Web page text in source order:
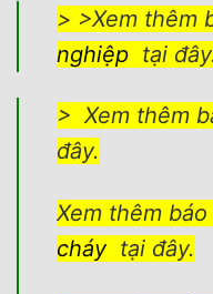
> >Xem thêm
nghiệptại
> Xem thêm
đây.
Xem thêm báo
cháytại đây.